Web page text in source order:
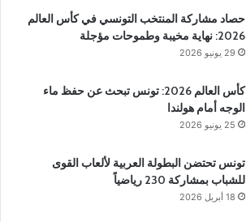
حصاد مشاركة المنتخب التونسي في كأس العالم
2026: نهاية مخيبة وطموحات مؤجلة
29 يونيو 2026
كأس العالم 2026: تونس تبحث عن حفظ ماء
الوجه أمام هولندا
25 يونيو 2026
تونس تحتضن البطولة العربية لألعاب القوى
للشباب بمشاركة 230 رياضياً
18 أبريل 2026